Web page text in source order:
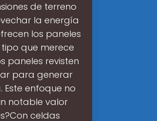
de terreno
la energía
los paneles
que merece
paneles revisten
para generar
enfoque no
notable valor
celdas